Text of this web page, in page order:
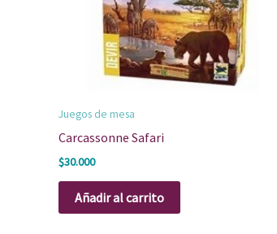
Juegos de mesa
Carcassonne Safari
$30.000
Añadir al carrito